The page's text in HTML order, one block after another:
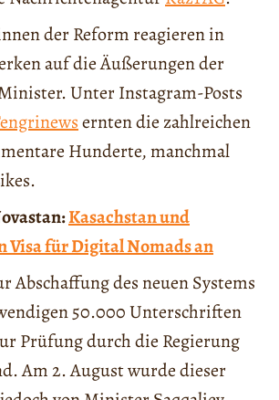
der Reform reagieren in
auf die Äußerungen der
Unter Instagram-Posts
ernten die zahlreichen
Hunderte, manchmal
Kasachstan und
Visa für Digital Nomads an
Abschaffung des neuen Systems
50.000 Unterschriften
Prüfung durch die Regierung
Am 2. August wurde dieser